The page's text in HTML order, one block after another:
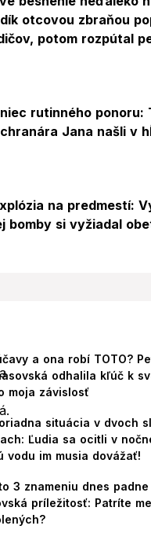
otcovou zbraňou
potom rozpútal
rutinného ponoru:
Jana našli v
na predmestí:
bomby si vyžiadal
a ona robí TOTO?
odhalila kľúč k
moja závislosť
situácia v dvoch
Ľudia sa ocitli v
vodu im musia dovážať!
3 znameniu dnes
príležitosť: Patríte